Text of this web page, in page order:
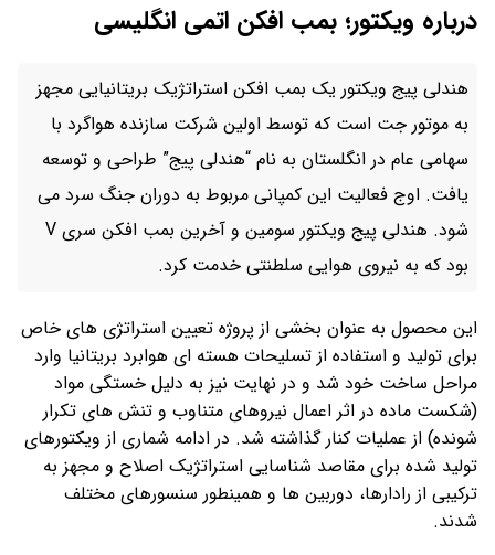
درباره ویکتور؛ بمب افکن اتمی انگلیسی
هندلی پیج ویکتور یک بمب افکن استراتژیک بریتانیایی مجهز
به موتور جت است که توسط اولین شرکت سازنده هواگرد با
سهامی عام در انگلستان به نام “هندلی پیج” طراحی و توسعه
یافت. اوج فعالیت این کمپانی مربوط به دوران جنگ سرد می
شود. هندلی پیج ویکتور سومین و آخرین بمب افکن سری V
بود که به نیروی هوایی سلطنتی خدمت کرد.
این محصول به عنوان بخشی از پروژه تعیین استراتژی های خاص
برای تولید و استفاده از تسلیحات هسته ای هوابرد بریتانیا وارد
مراحل ساخت خود شد و در نهایت نیز به دلیل خستگی مواد
(شکست ماده در اثر اعمال نیروهای متناوب و تنش های تکرار
شونده) از عملیات کنار گذاشته شد. در ادامه شماری از ویکتورهای
تولید شده برای مقاصد شناسایی استراتژیک اصلاح و مجهز به
ترکیبی از رادارها، دوربین ها و همینطور سنسورهای مختلف
شدند.